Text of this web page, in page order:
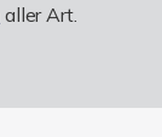
aller Art.